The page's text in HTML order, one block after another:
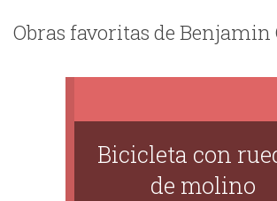
Obras favoritas de
Bicicleta con
de molino